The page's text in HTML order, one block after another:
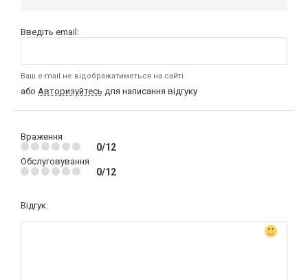
Введіть email:
Ваш e-mail не відображатиметься на сайті
або Авторизуйтесь для написання відгуку
Враження
0/12
Обслуговування
0/12
Відгук: